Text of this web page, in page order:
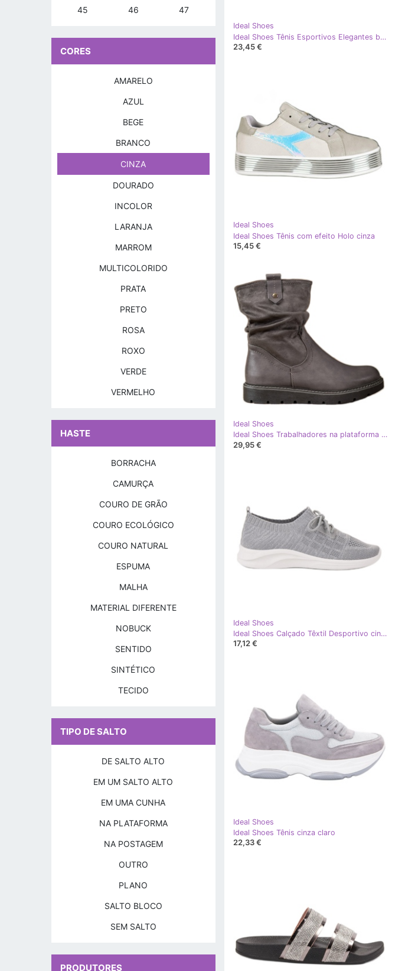
Ideal Shoes
Ideal Shoes Tênis Esportivos Elegantes bege cinza
23,45 €
Ideal Shoes
Ideal Shoes Tênis com efeito Holo cinza
15,45 €
Ideal Shoes
Ideal Shoes Trabalhadores na plataforma cinza
29,95 €
Ideal Shoes
Ideal Shoes Calçado Têxtil Desportivo cinza
17,12 €
Ideal Shoes
Ideal Shoes Tênis cinza claro
22,33 €
45 46 47
CORES
AMARELO
AZUL
BEGE
BRANCO
CINZA
DOURADO
INCOLOR
LARANJA
MARROM
MULTICOLORIDO
PRATA
PRETO
ROSA
ROXO
VERDE
VERMELHO
HASTE
BORRACHA
CAMURÇA
COURO DE GRÃO
COURO ECOLÓGICO
COURO NATURAL
ESPUMA
MALHA
MATERIAL DIFERENTE
NOBUCK
SENTIDO
SINTÉTICO
TECIDO
TIPO DE SALTO
DE SALTO ALTO
EM UM SALTO ALTO
EM UMA CUNHA
NA PLATAFORMA
NA POSTAGEM
OUTRO
PLANO
SALTO BLOCO
SEM SALTO
PRODUTORES